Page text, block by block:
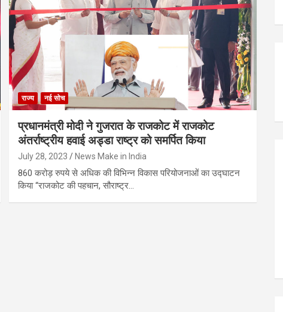
राज्य नई सोच
प्रधानमंत्री मोदी ने गुजरात के राजकोट में राजकोट
अंतर्राष्ट्रीय हवाई अड्डा राष्ट्र को समर्पित किया
July 28, 2023 News Make in India
860 करोड़ रुपये से अधिक की विभिन्न विकास परियोजनाओं का उद्घाटन
किया “राजकोट की पहचान, सौराष्ट्र…